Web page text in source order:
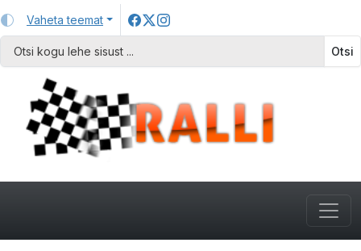
Vaheta teemat
Otsi